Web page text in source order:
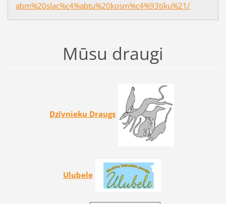
abm%20slac%c4%abtu%20kosm%c4%93tiku%21/
Mūsu draugi
Dzīvnieku Draugs
Ulubele